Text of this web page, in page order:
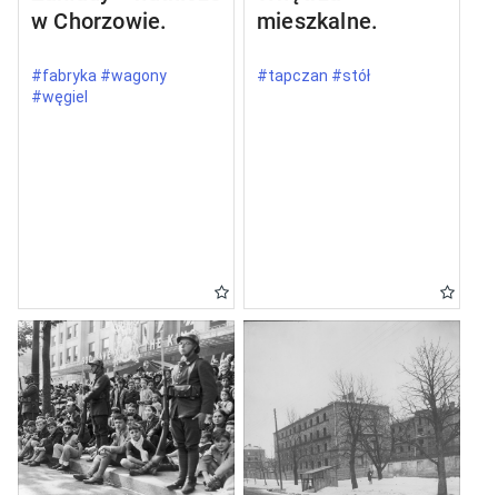
w Chorzowie.
#fabryka #wagony
#węgiel
mieszkalne.
#tapczan #stół